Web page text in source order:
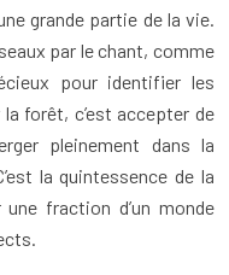
grande partie de la vie.
par le chant, comme
pour identifier les
forêt, c’est accepter de
pleinement dans la
la quintessence de la
fraction d’un monde